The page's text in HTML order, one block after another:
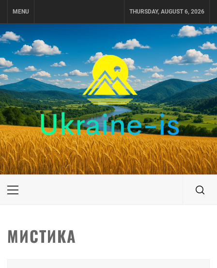
MENU THURSDAY, AUGUST 6, 2026
UKRAINE-IS
ПУТЕШЕСТВИЕ ПО УКРАИНЕ
Primary
МИСТИКА